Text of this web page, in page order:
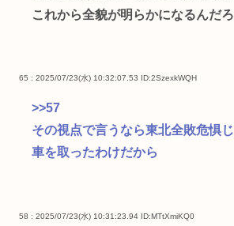
これから全貌が明らかになるんだ
65 : 2025/07/23(水) 10:32:07.53 ID:2SzexkWQH
>>57
その視点で言うなら東北全敗危惧
車を取ったわけだから
58 : 2025/07/23(水) 10:31:23.94 ID:MTtXmiKQ0